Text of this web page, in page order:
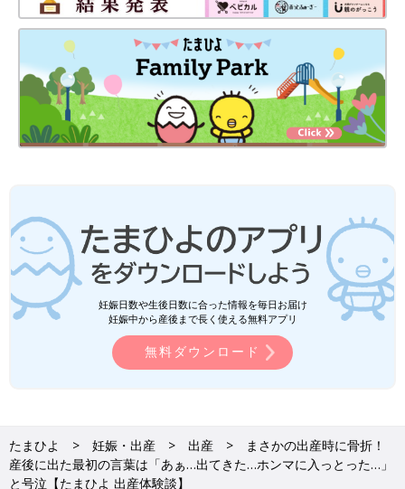
※短時間の細切れ睡眠に慣れてたので、朝5:30にはスッキリ目が
覚めた。
〜レポここまで〜
本当に、、出産で骨折するなんて思ってもいませんでした。
普通分娩で最後まで産みきった方々には尊敬しかありません。陣
痛の痛みプラス子が出てくる痛みに耐えたとか凄すぎます。
どんなに終わりが絶対にくる！と思っていても、耐えるに耐えら
現時点での正直な気持ちは、もうこの子1人で十分。もう一度出
産の痛みを経験するのは絶対に嫌。です。。。
本当に無事に産まれてきてくれてホッとしています。
本当に本当に良かった。
いかがでしたか？ たまひよのアプリ「まいにちのたまひよ」で
は、もっとたくさんの「出産レポート」を読むことができます！
また、同じ出産予定月の人と情報交換ができる「同期ルーム」も
●この記事は個人の体験記です。
妊娠日数や生後日数に合った情報を毎日お届け
妊娠中から産後まで長く使える無料アプリ
無料ダウンロード
たまひよ 妊娠・出産 出産
まさかの出産時に骨折！
産後に出た最初の言葉は「あぁ…出てきた…ホンマに入っとった…」
と号泣【たまひよ 出産体験談】